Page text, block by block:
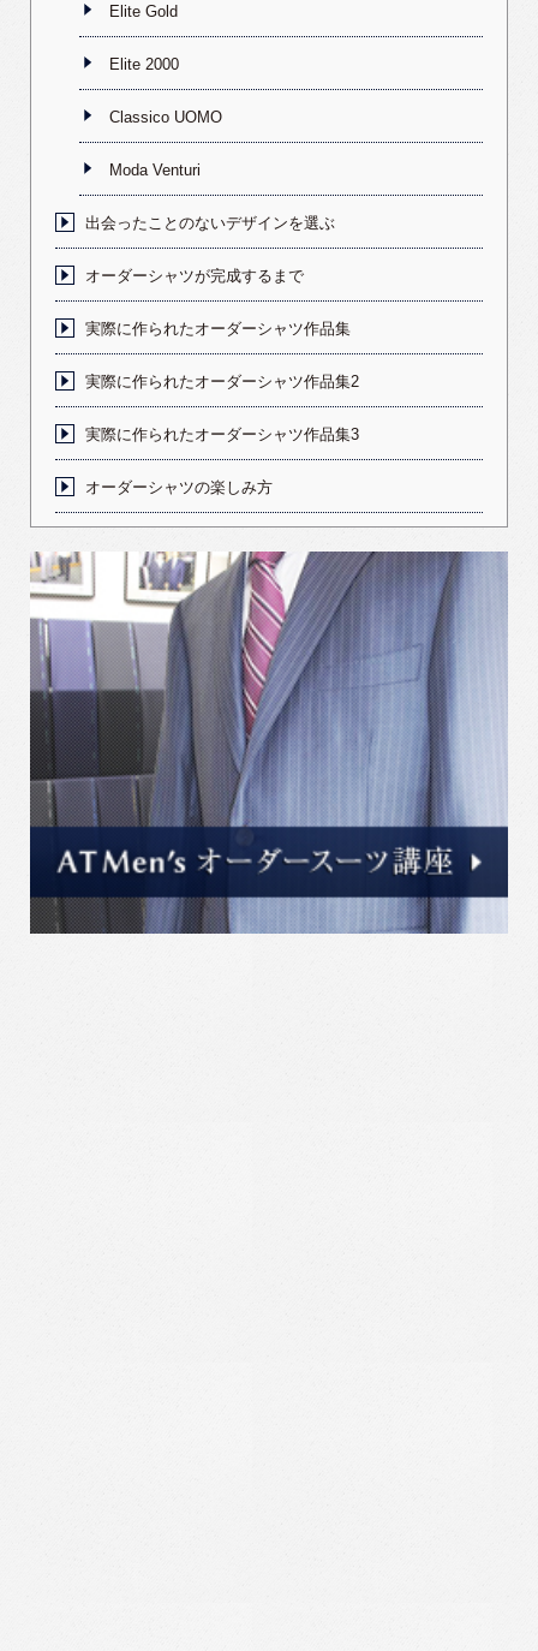
Elite Gold
Elite 2000
Classico UOMO
Moda Venturi
出会ったことのないデザインを選ぶ
オーダーシャツが完成するまで
実際に作られたオーダーシャツ作品集
実際に作られたオーダーシャツ作品集2
実際に作られたオーダーシャツ作品集3
オーダーシャツの楽しみ方